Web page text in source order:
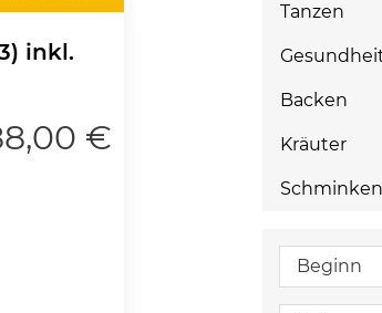
inkl.
€
Tanzen
Backen
Kräuter
Schminken
Beginn